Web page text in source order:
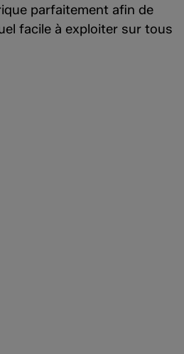
parfaitement afin de
facile à exploiter sur tous